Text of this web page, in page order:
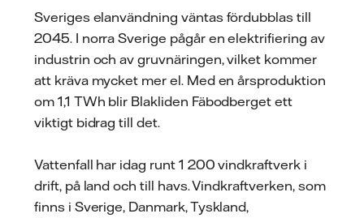
Sveriges elanvändning väntas fördubblas till
2045. I norra Sverige pågår en elektrifiering av
industrin och av gruvnäringen, vilket kommer
att kräva mycket mer el. Med en årsproduktion
om 1,1 TWh blir Blakliden Fäbodberget ett
viktigt bidrag till det.
Vattenfall har idag runt 1 200 vindkraftverk i
drift, på land och till havs. Vindkraftverken, som
finns i Sverige, Danmark, Tyskland,